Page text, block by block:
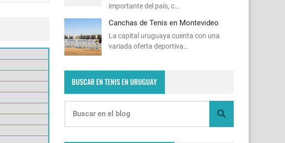
importante del país, c…
Canchas de Tenis en Montevideo
La capital uruguaya cuenta con una
variada oferta deportiva…
BUSCAR EN TENIS EN URUGUAY